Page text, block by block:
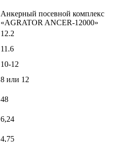
Анкерный посевной комплекс
«AGRATOR ANCER-12000»
12.2
11.6
10-12
8 или 12
48
6,24
4,75